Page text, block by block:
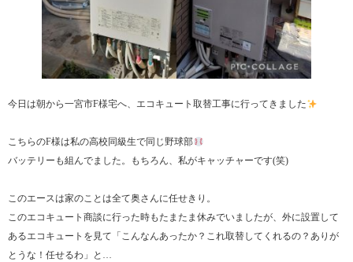
今日は朝から一宮市F様宅へ、エコキュート取替工事に行ってきました
こちらのF様は私の高校同級生で同じ野球部
バッテリーも組んでました。もちろん、私がキャッチャーです(笑)
このエースは家のことは全て奥さんに任せきり。
このエコキュート商談に行った時もたまたま休みでいましたが、外に設置して
あるエコキュートを見て「こんなんあったか？これ取替してくれるの？ありが
とうな！任せるわ」と…